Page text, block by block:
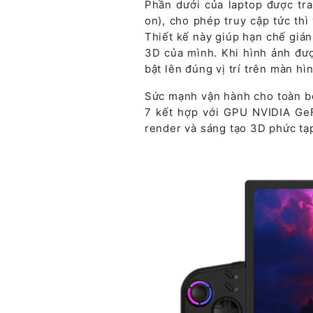
Phần dưới của laptop được
on), cho phép truy cập tức thì
Thiết kế này giúp hạn chế
3D của mình. Khi hình ảnh
bật lên đúng vị trí trên màn
Sức mạnh vận hành cho toàn
7 kết hợp với GPU NVIDIA
render và sáng tạo 3D phức